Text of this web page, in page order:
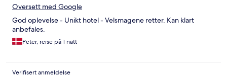
Oversett med Google
God oplevelse - Unikt hotel - Velsmagene retter. Kan klart
anbefales.
Peter, reise på 1 natt
Verifisert anmeldelse